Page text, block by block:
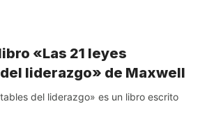
«Las 21 leyes
liderazgo» de Maxwell
del liderazgo» es un libro escrito